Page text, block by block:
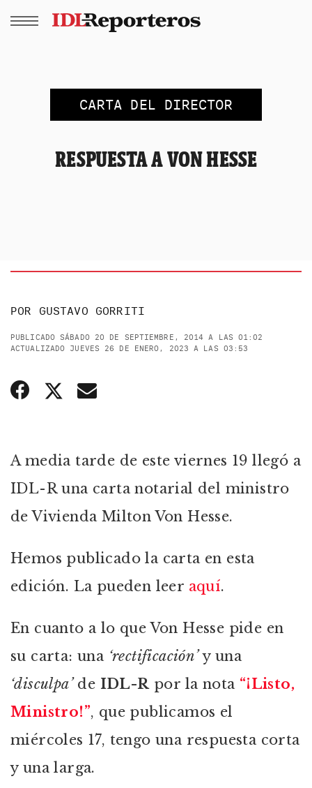
CARTA DEL DIRECTOR
RESPUESTA A VON HESSE
POR GUSTAVO GORRITI
PUBLICADO SÁBADO 20 DE SEPTIEMBRE, 2014 A LAS 01:02
ACTUALIZADO JUEVES 26 DE ENERO, 2023 A LAS 03:53
A media tarde de este viernes 19 llegó a
IDL-R una carta notarial del ministro
de Vivienda Milton Von Hesse.
Hemos publicado la carta en esta
edición. La pueden leer aquí.
En cuanto a lo que Von Hesse pide en
su carta: una ‘rectificación’y una
‘disculpa’de IDL-Rpor la nota “¡Listo,
Ministro!”, que publicamos el
miércoles 17, tengo una respuesta corta
y una larga.